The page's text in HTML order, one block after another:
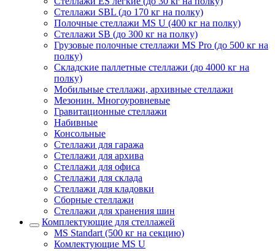
Стеллажи SBL (до 170 кг на полку)
Полочные стеллажи MS U (400 кг на полку)
Стеллажи SB (до 300 кг на полку)
Грузовые полочные стеллажи MS Pro (до 500 кг на
полку)
Складские паллетные стеллажи (до 4000 кг на
полку)
Мобильные стеллажи, архивные стеллажи
Мезонин. Многоуровневые
Гравитационные стеллажи
Набивные
Консольные
Стеллажи для гаража
Стеллажи для архива
Стеллажи для офиса
Стеллажи для склада
Стеллажи для кладовки
Сборные стеллажи
Стеллажи для хранения шин
Комплектующие для стеллажей
MS Standart (500 кг на секцию)
Комлектующие MS U